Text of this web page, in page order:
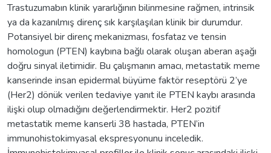
Trastuzumabın klinik yararlığının bilinmesine rağmen, intrinsik
ya da kazanılmış direnç sık karşılaşılan klinik bir durumdur.
Potansiyel bir direnç mekanizması, fosfataz ve tensin
homologun (PTEN) kaybına bağlı olarak oluşan aberan aşağı
doğru sinyal iletimidir. Bu çalışmanın amacı, metastatik meme
kanserinde insan epidermal büyüme faktör reseptörü 2’ye
(Her2) dönük verilen tedaviye yanıt ile PTEN kaybı arasında
ilişki olup olmadığını değerlendirmektir. Her2 pozitif
metastatik meme kanserli 38 hastada, PTEN’in
immunohistokimyasal ekspresyonunu inceledik.